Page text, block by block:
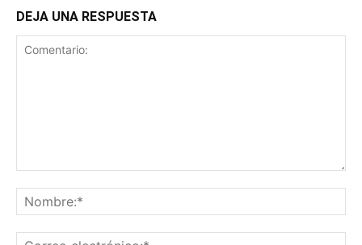
DEJA UNA RESPUESTA